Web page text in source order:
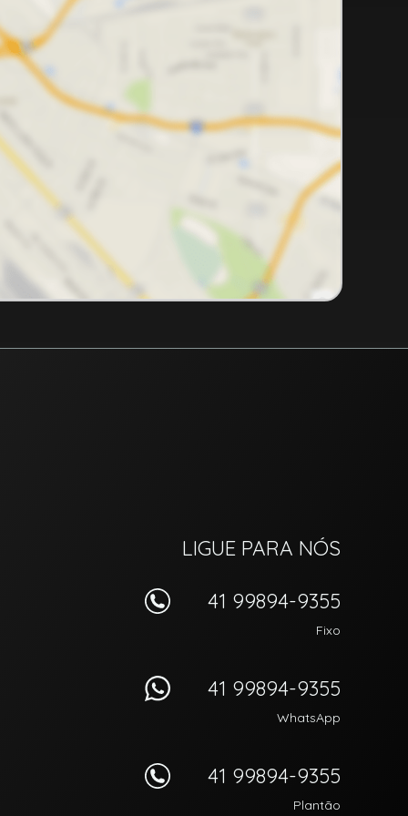
LIGUE PARA NÓS
41 99894-9355
Fixo
41 99894-9355
WhatsApp
41 99894-9355
Plantão